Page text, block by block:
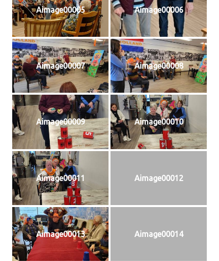
Aimage00005 Aimage00006
Aimage00007 Aimage00008
Aimage00009 Aimage00010
Aimage00011 Aimage00012
Aimage00013 Aimage00014